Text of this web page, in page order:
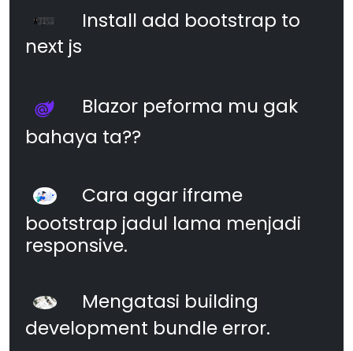
Install add bootstrap to
next js
Blazor peforma mu gak
bahaya ta??
Cara agar iframe
bootstrap jadul lama menjadi
responsive.
Mengatasi building
development bundle error.